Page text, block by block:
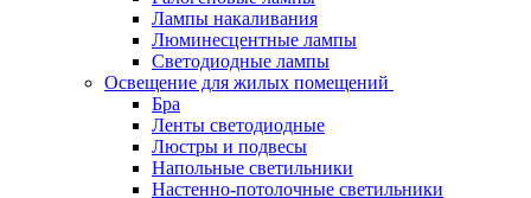
Лампы накаливания
Люминесцентные лампы
Светодиодные лампы
Освещение для жилых помещений
Бра
Ленты светодиодные
Люстры и подвесы
Напольные светильники
Настенно-потолочные светильники